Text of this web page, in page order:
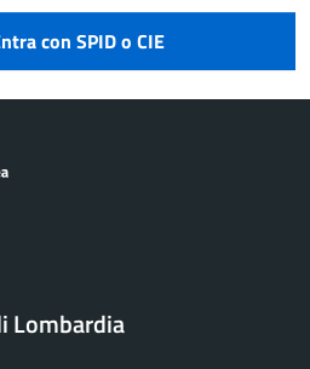
con SPID o CIE
Lombardia